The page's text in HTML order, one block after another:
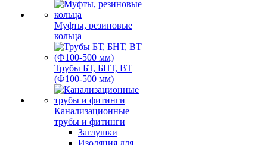
Муфты, резиновые
кольца
Трубы БТ, БНТ, ВТ
(Ф100-500 мм)
Канализационные
трубы и фитинги
Заглушки
Изоляция для